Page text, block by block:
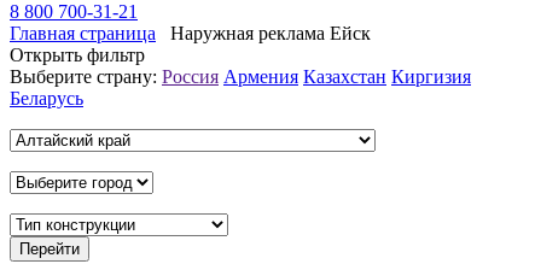
8 800 700-31-21
Главная страница
Наружная реклама Ейск
Открыть фильтр
Выберите страну: Россия Армения Казахстан Киргизия
Беларусь